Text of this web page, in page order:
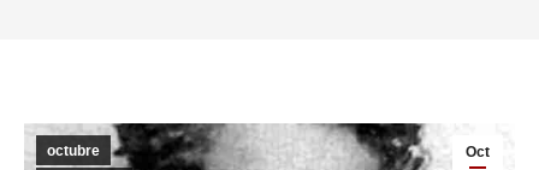
Oct
octubre